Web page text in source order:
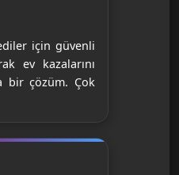
için güvenli
ev kazalarını
bir çözüm. Çok